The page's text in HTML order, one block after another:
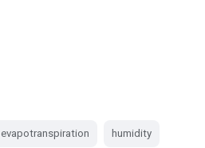
evapotranspiration humidity